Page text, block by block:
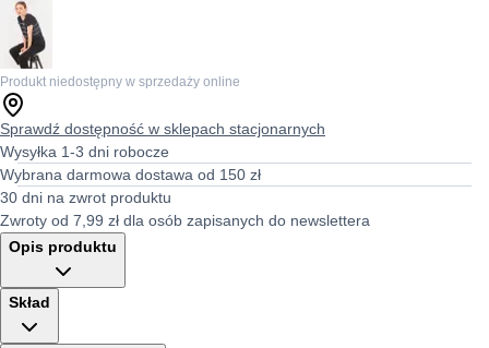
Produkt niedostępny w sprzedaży online
Sprawdź dostępność w sklepach stacjonarnych
Wysyłka 1-3 dni robocze
Wybrana darmowa dostawa od 150 zł
30 dni na zwrot produktu
Zwroty od 7,99 zł dla osób zapisanych do newslettera
Opis produktu
Skład